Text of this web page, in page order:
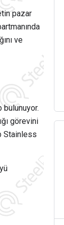
pazar
ve
bulunuyor.
görevini
Stainless